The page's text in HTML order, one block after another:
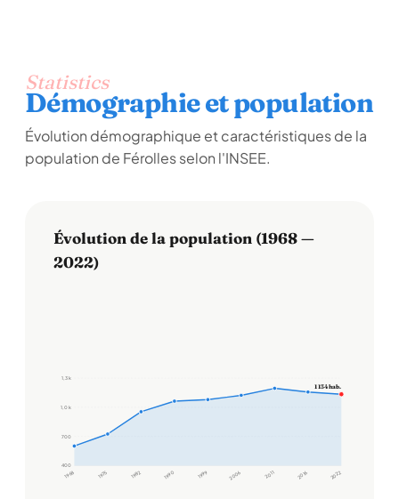
Statistics
Démographie et population
Évolution démographique et caractéristiques de la
population de Férolles selon l'INSEE.
Évolution de la population (1968 —
2022)
400
700
1,0 k
1,3 k
1968 1975 1982 1990 1999 2006 2011 2016 2022
1 134 hab.